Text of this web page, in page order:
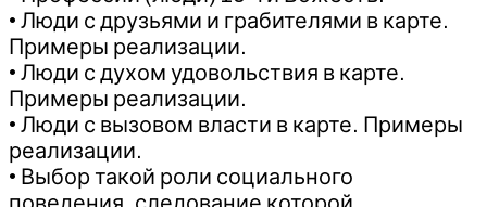
• Люди с друзьями и грабителями в карте.
Примеры реализации.
• Люди с духом удовольствия в карте.
Примеры реализации.
• Люди с вызовом власти в карте. Примеры
реализации.
• Выбор такой роли социального